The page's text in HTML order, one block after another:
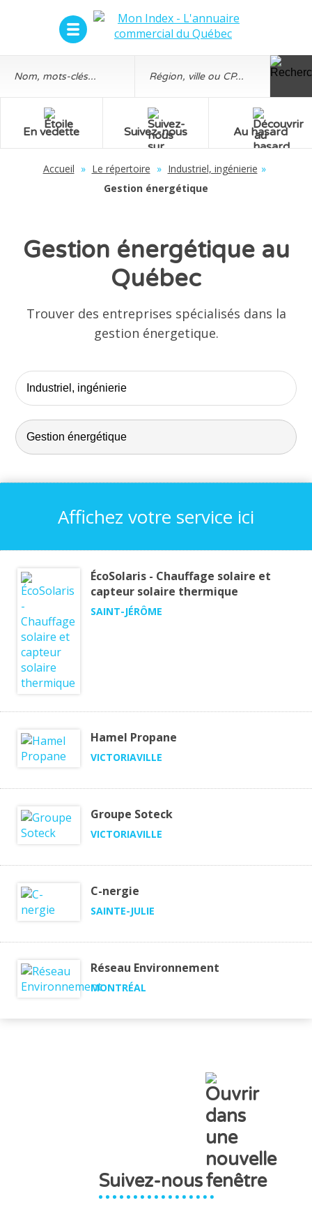
En vedette Suivez-nous Au hasard
Accueil » Le répertoire » Industriel, ingénierie »
Gestion énergétique
Gestion énergétique au
Québec
Trouver des entreprises spécialisés dans la
gestion énergetique.
Affichez votre service ici
ÉcoSolaris - Chauffage solaire et
capteur solaire thermique
SAINT-JÉRÔME
Hamel Propane
VICTORIAVILLE
Groupe Soteck
VICTORIAVILLE
C-nergie
SAINTE-JULIE
Réseau Environnement
MONTRÉAL
Suivez-nous